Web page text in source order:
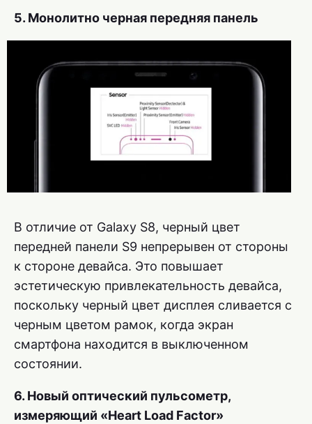
5. Монолитно черная передняя панель
В отличие от Galaxy S8, черный цвет
передней панели S9 непрерывен от стороны
к стороне девайса. Это повышает
эстетическую привлекательность девайса,
поскольку черный цвет дисплея сливается с
черным цветом рамок, когда экран
смартфона находится в выключенном
состоянии.
6. Новый оптический пульсометр,
измеряющий «Heart Load Factor»